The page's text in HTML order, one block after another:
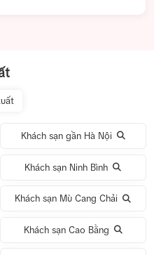
Khách sạn gần Hà Nội
Khách sạn Ninh Bình
Khách sạn Mù Cang Chải
Khách sạn Cao Bằng